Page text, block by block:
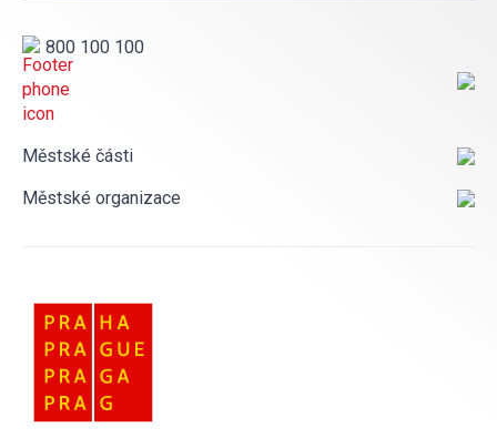
800 100 100
Městské části
Městské organizace